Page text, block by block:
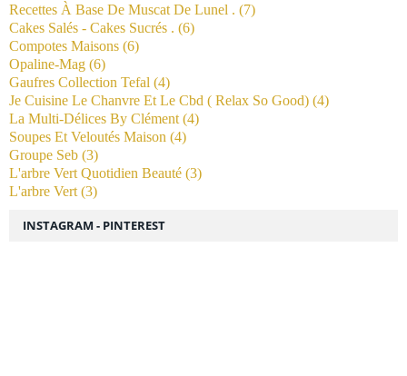
Recettes À Base De Muscat De Lunel . (7)
Cakes Salés - Cakes Sucrés . (6)
Compotes Maisons (6)
Opaline-Mag (6)
Gaufres Collection Tefal (4)
Je Cuisine Le Chanvre Et Le Cbd ( Relax So Good) (4)
La Multi-Délices By Clément (4)
Soupes Et Veloutés Maison (4)
Groupe Seb (3)
L'arbre Vert Quotidien Beauté (3)
L'arbre Vert (3)
INSTAGRAM - PINTEREST